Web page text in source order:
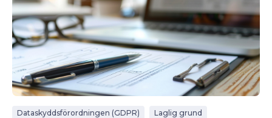
Dataskyddsförordningen (GDPR) Laglig grund